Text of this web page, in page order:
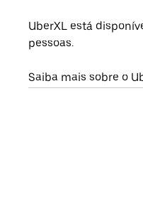
UberXL está
pessoas.
Saiba mais sobre o